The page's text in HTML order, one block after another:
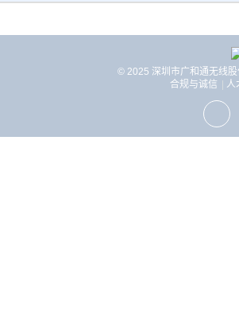
© 2025 深圳市广和通无线
合规与诚信
人